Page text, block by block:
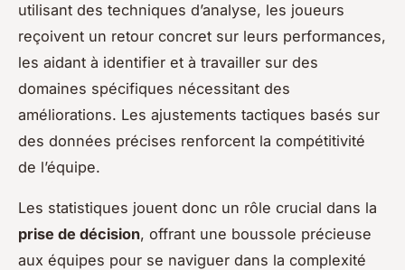
utilisant des techniques d’analyse, les joueurs
reçoivent un retour concret sur leurs performances,
les aidant à identifier et à travailler sur des
domaines spécifiques nécessitant des
améliorations. Les ajustements tactiques basés sur
des données précises renforcent la compétitivité
de l’équipe.
Les statistiques jouent donc un rôle crucial dans la
prise de décision, offrant une boussole précieuse
aux équipes pour se naviguer dans la complexité